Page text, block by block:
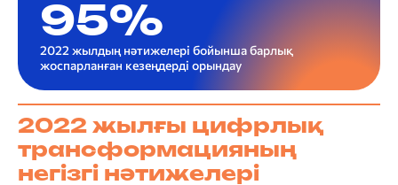
95%
2022 жылдың нәтижелері бойынша барлық
жоспарланған кезеңдерді орындау
2022 жылғы цифрлық
трансформацияның
негізгі нәтижелері